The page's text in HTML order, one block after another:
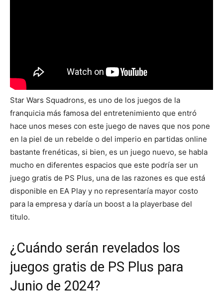
Star Wars Squadrons, es uno de los juegos de la
franquicia más famosa del entretenimiento que entró
hace unos meses con este juego de naves que nos pone
en la piel de un rebelde o del imperio en partidas online
bastante frenéticas, si bien, es un juego nuevo, se habla
mucho en diferentes espacios que este podría ser un
juego gratis de PS Plus, una de las razones es que está
disponible en EA Play y no representaría mayor costo
para la empresa y daría un boost a la playerbase del
titulo.
¿Cuándo serán revelados los
juegos gratis de PS Plus para
Junio de 2024?